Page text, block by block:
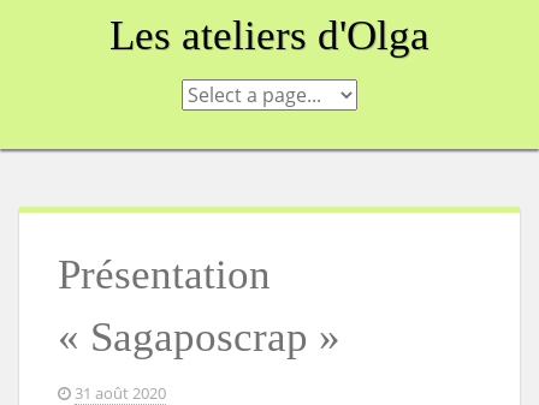
Les ateliers d'Olga
Présentation
« Sagaposcrap »
31 août 2020